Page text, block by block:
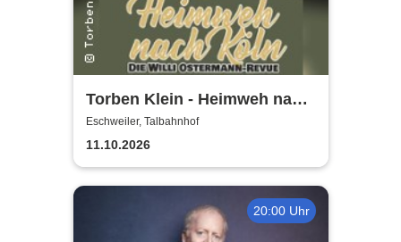
Torben Klein - Heimweh nach
Köln - die Willi Ostermann
Revue
Eschweiler, Talbahnhof
11.10.2026
20:00 Uhr